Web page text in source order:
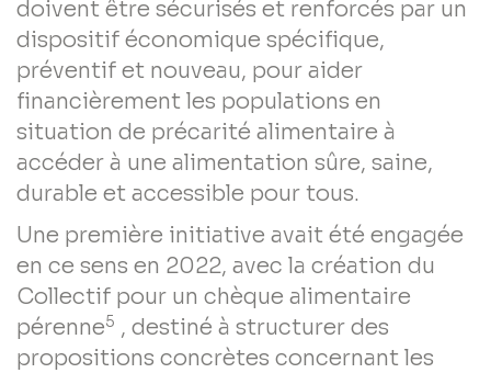
doivent être sécurisés et renforcés par un
dispositif économique spécifique,
préventif et nouveau, pour aider
financièrement les populations en
situation de précarité alimentaire à
accéder à une alimentation sûre, saine,
durable et accessible pour tous.
Une première initiative avait été engagée
en ce sens en 2022, avec la création du
Collectif pour un chèque alimentaire
pérenne5 , destiné à structurer des
propositions concrètes concernant les